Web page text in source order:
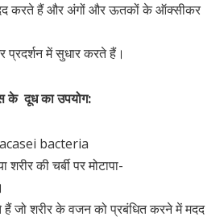
करते हैं और अंगों और ऊतकों के ऑक्सीकर
प्रदर्शन में सुधार करते हैं।
के दूधकाउपयोग:
bacteria
की चर्बी पर मोटापा-
हैं जो शरीर के वजन को प्रबंधित करने में मदद